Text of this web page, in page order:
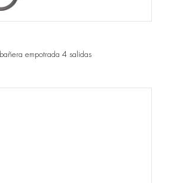
empotrada 4 salidas